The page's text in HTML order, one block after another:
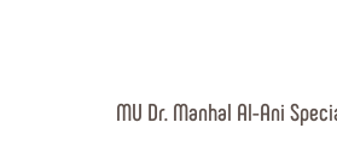
MU Dr. Manhal Al-Ani